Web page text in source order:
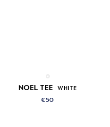
NOEL TEE WHITE
€50